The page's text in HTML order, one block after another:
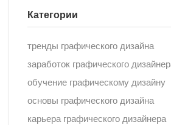
Категории
тренды графического дизайна
заработок графического
обучение графическому дизайну
основы графического дизайна
карьера графического дизайнера